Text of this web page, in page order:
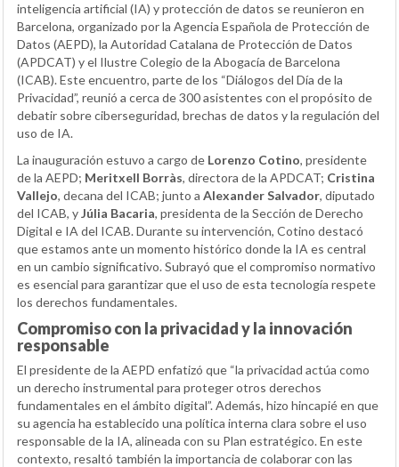
inteligencia artificial (IA) y protección de datos se reunieron en
Barcelona, organizado por la Agencia Española de Protección de
Datos (AEPD), la Autoridad Catalana de Protección de Datos
(APDCAT) y el Ilustre Colegio de la Abogacía de Barcelona
(ICAB). Este encuentro, parte de los “Diálogos del Día de la
Privacidad”, reunió a cerca de 300 asistentes con el propósito de
debatir sobre ciberseguridad, brechas de datos y la regulación del
uso de IA.
La inauguración estuvo a cargo de Lorenzo Cotino, presidente
de la AEPD; Meritxell Borràs, directora de la APDCAT; Cristina
Vallejo, decana del ICAB; junto a Alexander Salvador, diputado
del ICAB, yJúlia Bacaria, presidenta de la Sección de Derecho
Digital e IA del ICAB. Durante su intervención, Cotino destacó
que estamos ante un momento histórico donde la IA es central
en un cambio significativo. Subrayó que el compromiso normativo
es esencial para garantizar que el uso de esta tecnología respete
los derechos fundamentales.
Compromiso con la privacidad y la innovación
responsable
El presidente de la AEPD enfatizó que “la privacidad actúa como
un derecho instrumental para proteger otros derechos
fundamentales en el ámbito digital”. Además, hizo hincapié en que
su agencia ha establecido una política interna clara sobre el uso
responsable de la IA, alineada con su Plan estratégico. En este
contexto, resaltó también la importancia de colaborar con las